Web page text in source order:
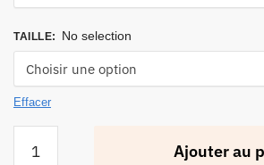
TAILLE: No selection
Effacer
Ajouter au